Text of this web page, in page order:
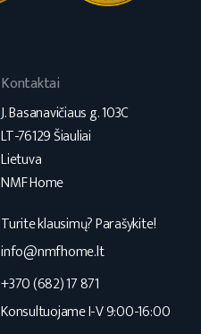
Kontaktai
J. Basanavičiaus g. 103C
LT-76129 Šiauliai
Lietuva
NMF Home
Turite klausimų? Parašykite!
info@nmfhome.lt
+370 (682) 17 871
Konsultuojame I-V 9:00-16:00